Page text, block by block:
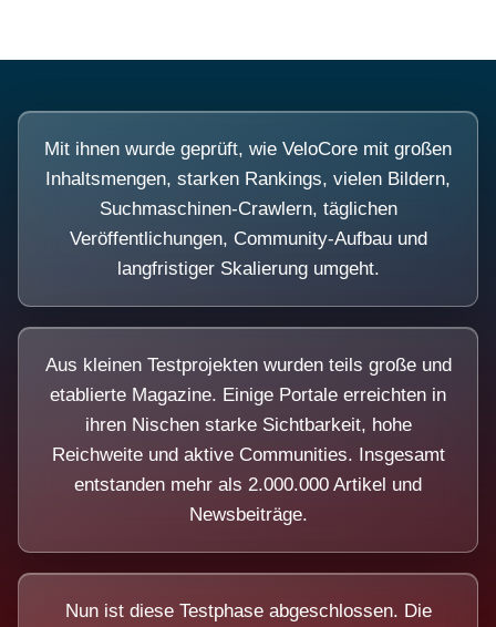
Mit ihnen wurde geprüft, wie VeloCore mit großen
Inhaltsmengen, starken Rankings, vielen Bildern,
Suchmaschinen-Crawlern, täglichen
Veröffentlichungen, Community-Aufbau und
langfristiger Skalierung umgeht.
Aus kleinen Testprojekten wurden teils große und
etablierte Magazine. Einige Portale erreichten in
ihren Nischen starke Sichtbarkeit, hohe
Reichweite und aktive Communities. Insgesamt
entstanden mehr als 2.000.000 Artikel und
Newsbeiträge.
Nun ist diese Testphase abgeschlossen. Die